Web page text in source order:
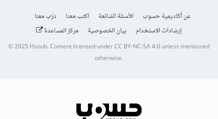
عن أكاديمية حسوب الأسئلة الشائعة اكتب معنا
درّب معنا
إرشادات الاستخدام
بيان الخصوصية مركز المساعدة
© 2025Hsoub.Content licensed underCC BY-NC-SA 4.0unless mentioned
otherwise.